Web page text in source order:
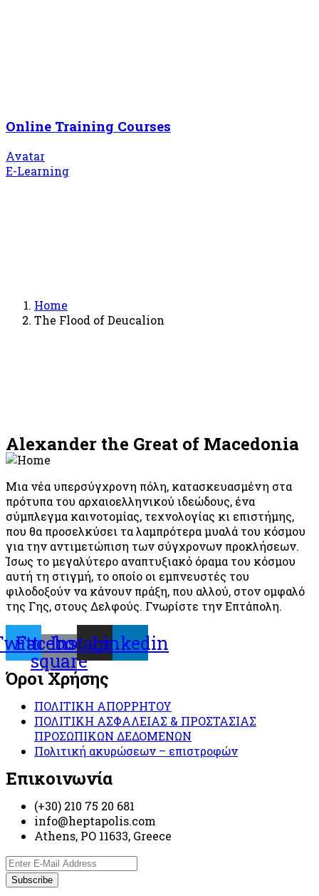
Online Training Courses
Avatar
E-Learning
Home
The Flood of Deucalion
Alexander the Great of Macedonia
Μια νέα υπερσύγχρονη πόλη, κατασκευασμένη στα
πρότυπα του αρχαιοελληνικού ιδεώδους, ένα
σύμπλεγμα καινοτομίας, τεχνολογίας κι επιστήμης,
που θα προσελκύσει τα λαμπρότερα μυαλά του κόσμου
για την αντιμετώπιση των σύγχρονων προκλήσεων.
Ίσως το μεγαλύτερο αναπτυξιακό όραμα του κόσμου
αυτή τη στιγμή, το οποίο οι εμπνευστές του
φιλοδοξούν να κάνουν πράξη, που αλλού, στον ομφαλό
της Γης, στους Δελφούς. Γνωρίστε την Επτάπολη.
Facebook-
square
Instagram
Linkedin
Όροι Χρήσης
ΠΟΛΙΤΙΚΗ ΑΠΟΡΡΗΤΟΥ
ΠΟΛΙΤΙΚΗ ΑΣΦΑΛΕΙΑΣ & ΠΡΟΣΤΑΣΙΑΣ
ΠΡΟΣΩΠΙΚΩΝ ΔΕΔΟΜΕΝΩΝ
Πολιτική ακυρώσεων – επιστροφών
Επικοινωνία
(+30) 210 75 20 681
info@heptapolis.com
Athens, PO 11633, Greece